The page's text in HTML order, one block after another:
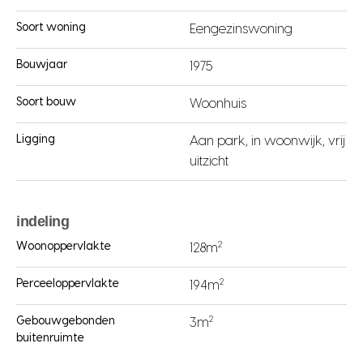
Soort woning Eengezinswoning
Bouwjaar 1975
Soort bouw Woonhuis
Ligging
Aan park, in woonwijk, vrij
uitzicht
indeling
Woonoppervlakte 128m2
Perceeloppervlakte 194m2
Gebouwgebonden
buitenruimte
3m2